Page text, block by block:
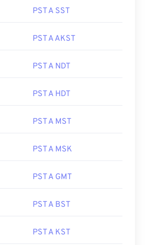
PST A SST
PST A AKST
PST A NDT
PST A HDT
PST A MST
PST A MSK
PST A GMT
PST A BST
PST A KST